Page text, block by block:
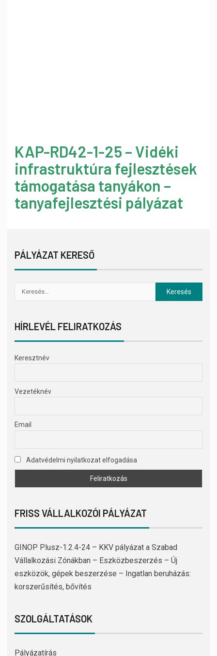
KAP-RD42-1-25 – Vidéki
infrastruktúra fejlesztések
támogatása tanyákon –
tanyafejlesztési pályázat
PÁLYÁZAT KERESŐ
HÍRLEVÉL FELIRATKOZÁS
Keresztnév
Vezetéknév
Email
Adatvédelmi nyilatkozat elfogadása
FRISS VÁLLALKOZÓI PÁLYÁZAT
GINOP Plusz-1.2.4-24 – KKV pályázat a Szabad
Vállalkozási Zónákban – Eszközbeszerzés – Új
eszközök, gépek beszerzése – Ingatlan beruházás:
korszerűsítés, bővítés
SZOLGÁLTATÁSOK
Pályázatírás